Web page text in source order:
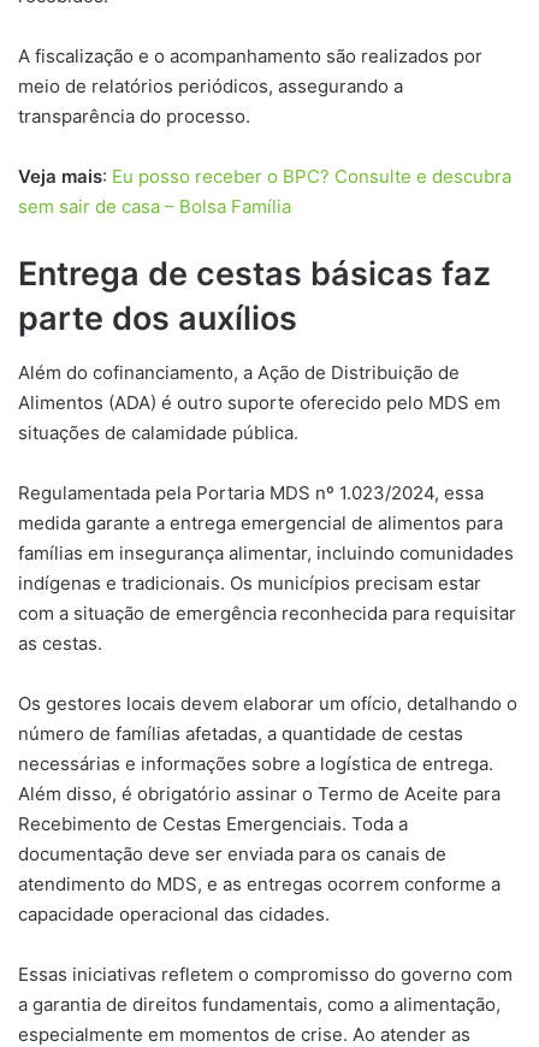
A fiscalização e o acompanhamento são realizados por
meio de relatórios periódicos, assegurando a
transparência do processo.
Veja mais: Eu posso receber o BPC? Consulte e descubra
sem sair de casa – Bolsa Família
Entrega de cestas básicas faz
parte dos auxílios
Além do cofinanciamento, a Ação de Distribuição de
Alimentos (ADA) é outro suporte oferecido pelo MDS em
situações de calamidade pública.
Regulamentada pela Portaria MDS nº 1.023/2024, essa
medida garante a entrega emergencial de alimentos para
famílias em insegurança alimentar, incluindo comunidades
indígenas e tradicionais. Os municípios precisam estar
com a situação de emergência reconhecida para requisitar
as cestas.
Os gestores locais devem elaborar um ofício, detalhando o
número de famílias afetadas, a quantidade de cestas
necessárias e informações sobre a logística de entrega.
Além disso, é obrigatório assinar o Termo de Aceite para
Recebimento de Cestas Emergenciais. Toda a
documentação deve ser enviada para os canais de
atendimento do MDS, e as entregas ocorrem conforme a
capacidade operacional das cidades.
Essas iniciativas refletem o compromisso do governo com
a garantia de direitos fundamentais, como a alimentação,
especialmente em momentos de crise. Ao atender as